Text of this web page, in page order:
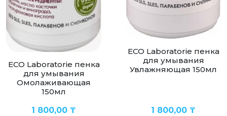
ECO Laboratorie пенка
для умывания
Омолаживающая
150мл
1 800,00 ₸
ECO Laboratorie пенка
для умывания
Увлажняющая 150мл
1 800,00 ₸